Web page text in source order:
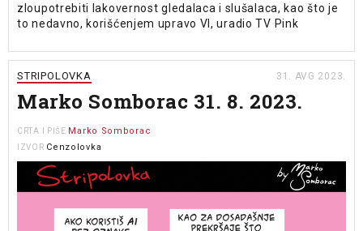
zloupotrebiti lakovernost gledalaca i slušalaca, kao što je
to nedavno, korišćenjem upravo VI, uradio TV Pink
STRIPOLOVKA 31. AVG 2023.
Marko Somborac 31. 8. 2023.
CRTA I PIŠE Marko Somborac
IZVOR Cenzolovka